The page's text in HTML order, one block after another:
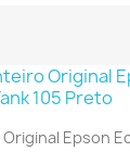
Epson